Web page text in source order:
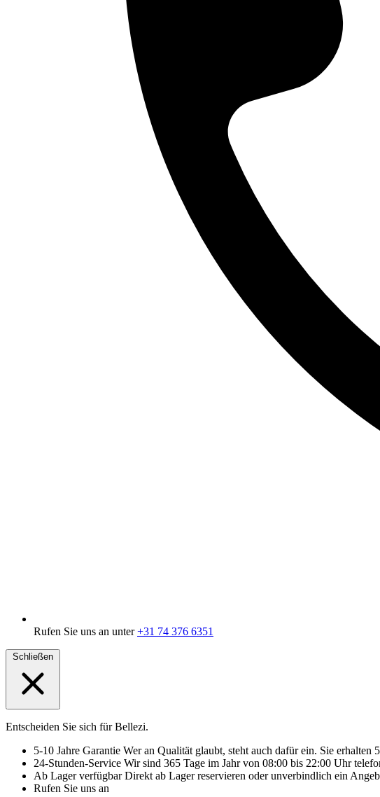
Rufen Sie uns an unter +31 74 376 6351
Schließen
Entscheiden Sie sich für Bellezi.
5-10 Jahre Garantie Wer an Qualität glaubt, steht auch dafür ein. Sie erhalten
24-Stunden-Service Wir sind 365 Tage im Jahr von 08:00 bis 22:00 Uhr
Ab Lager verfügbarDirekt ab Lager reservieren oder unverbindlich ein
Rufen Sie uns an